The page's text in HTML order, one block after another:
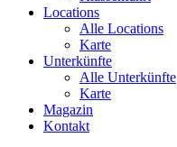
Locations
Alle Locations
Karte
Unterkünfte
Alle Unterkünfte
Karte
Magazin
Kontakt